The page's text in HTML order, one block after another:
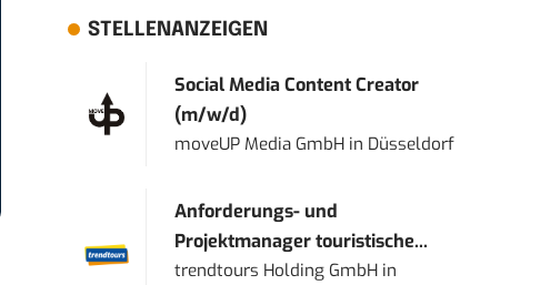
STELLENANZEIGEN
Social Media Content Creator
(m/w/d)
moveUP Media GmbH in Düsseldorf
Anforderungs- und
Projektmanager touristische...
trendtours Holding GmbH in